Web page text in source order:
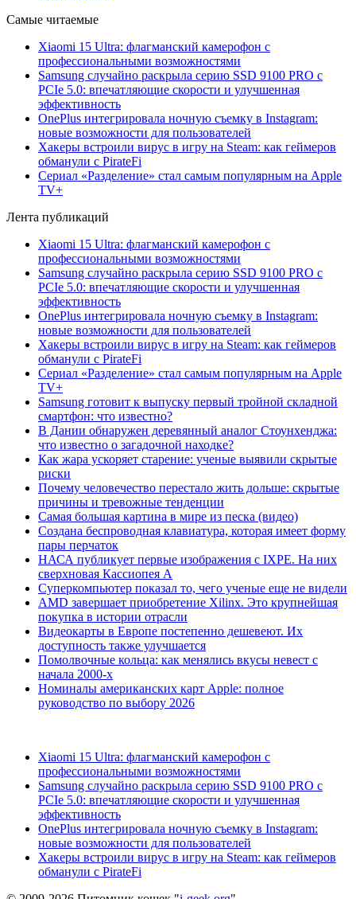
Самые читаемые
Xiaomi 15 Ultra: флагманский камерофон с
профессиональными возможностями
Samsung случайно раскрыла серию SSD 9100 PRO с
PCIe 5.0: впечатляющие скорости и улучшенная
эффективность
OnePlus интегрировала ночную съемку в Instagram:
новые возможности для пользователей
Хакеры встроили вирус в игру на Steam: как геймеров
обманули с PirateFi
Сериал «Разделение» стал самым популярным на Apple
TV+
Лента публикаций
Xiaomi 15 Ultra: флагманский камерофон с
профессиональными возможностями
Samsung случайно раскрыла серию SSD 9100 PRO с
PCIe 5.0: впечатляющие скорости и улучшенная
эффективность
OnePlus интегрировала ночную съемку в Instagram:
новые возможности для пользователей
Хакеры встроили вирус в игру на Steam: как геймеров
обманули с PirateFi
Сериал «Разделение» стал самым популярным на Apple
TV+
Samsung готовит к выпуску первый тройной складной
смартфон: что известно?
В Дании обнаружен деревянный аналог Стоунхенджа:
что известно о загадочной находке?
Как жара ускоряет старение: ученые выявили скрытые
риски
Почему человечество перестало жить дольше: скрытые
причины и тревожные тенденции
Самая большая картина в мире из песка (видео)
Создана беспроводная клавиатура, которая имеет форму
пары перчаток
НАСА публикует первые изображения с IXPE. На них
сверхновая Кассиопея А
Суперкомпьютер показал то, чего ученые еще не видели
AMD завершает приобретение Xilinx. Это крупнейшая
покупка в истории отрасли
Видеокарты в Европе постепенно дешевеют. Их
доступность также улучшается
Помолвочные кольца: как менялись вкусы невест с
начала 2000-х
Номиналы американских карт Apple: полное
руководство по выбору 2026
Xiaomi 15 Ultra: флагманский камерофон с
профессиональными возможностями
Samsung случайно раскрыла серию SSD 9100 PRO с
PCIe 5.0: впечатляющие скорости и улучшенная
эффективность
OnePlus интегрировала ночную съемку в Instagram:
новые возможности для пользователей
Хакеры встроили вирус в игру на Steam: как геймеров
обманули с PirateFi